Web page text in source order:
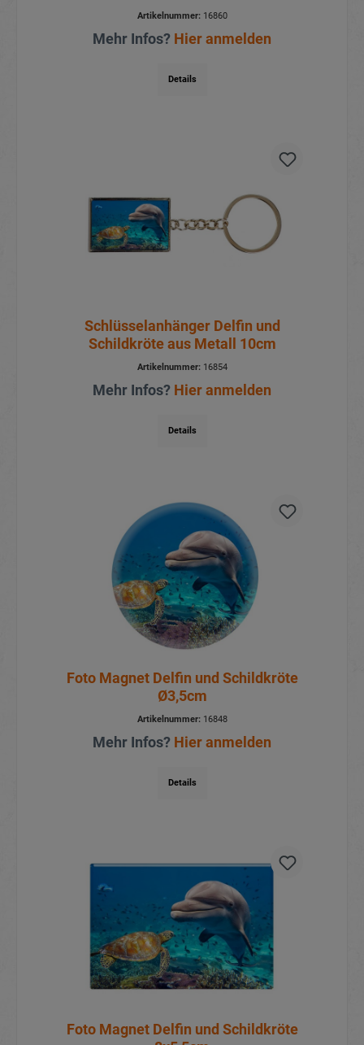
Artikelnummer:16860
Mehr Infos? Hier anmelden
Details
Schlüsselanhänger Delfin und
Schildkröte aus Metall 10cm
Artikelnummer:16854
Mehr Infos? Hier anmelden
Details
Foto Magnet Delfin und Schildkröte
Ø3,5cm
Artikelnummer:16848
Mehr Infos? Hier anmelden
Details
Foto Magnet Delfin und Schildkröte